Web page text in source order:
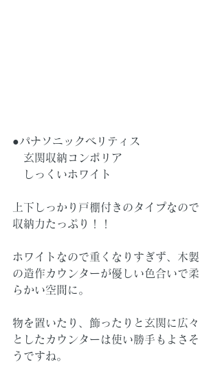
●パナソニックベリティス
玄関収納コンポリア
しっくいホワイト
上下しっかり戸棚付きのタイプなので
収納力たっぷり！！
ホワイトなので重くなりすぎず、木製
の造作カウンターが優しい色合いで柔
らかい空間に。
物を置いたり、飾ったりと玄関に広々
としたカウンターは使い勝手もよさそ
うですね。